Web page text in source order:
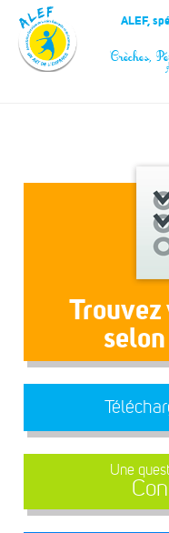
Panneau de gestion des cookies
ALEF,
Crèches,
Une